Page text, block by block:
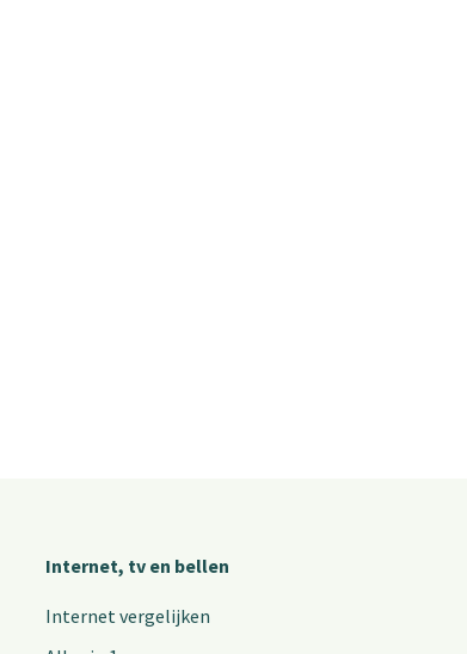
Internet, tv en bellen
Internet vergelijken